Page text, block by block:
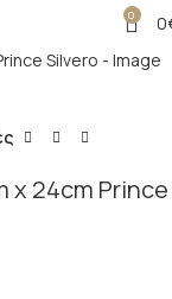
0 0
x 24cm Prince